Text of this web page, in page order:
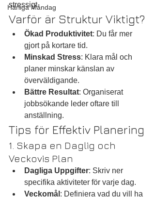
Härliga Måndag
stressigt.
Varför är Struktur Viktigt?
Ökad Produktivitet: Du får mer
gjort på kortare tid.
Minskad Stress: Klara mål och
planer minskar känslan av
överväldigande.
Bättre Resultat: Organiserat
jobbsökande leder oftare till
anställning.
Tips för Effektiv Planering
1. Skapa en Daglig och
Veckovis Plan
Dagliga Uppgifter: Skriv ner
specifika aktiviteter för varje dag.
Veckomål : Definiera vad du vill ha